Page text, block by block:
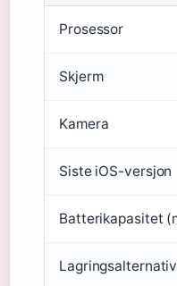
Prosessor
Skjerm
Kamera
Siste iOS-versjon
Batterikapasitet